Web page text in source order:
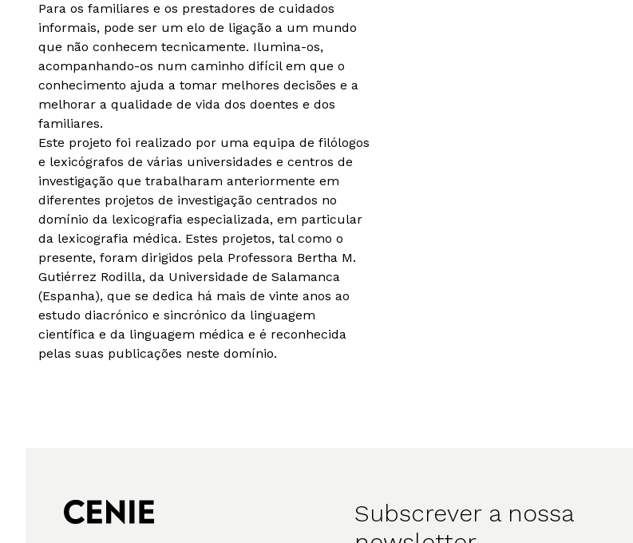
Para os familiares e os prestadores de cuidados
informais, pode ser um elo de ligação a um mundo
que não conhecem tecnicamente. Ilumina-os,
acompanhando-os num caminho difícil em que o
conhecimento ajuda a tomar melhores decisões e a
melhorar a qualidade de vida dos doentes e dos
familiares.
Este projeto foi realizado por uma equipa de filólogos
e lexicógrafos de várias universidades e centros de
investigação que trabalharam anteriormente em
diferentes projetos de investigação centrados no
domínio da lexicografia especializada, em particular
da lexicografia médica. Estes projetos, tal como o
presente, foram dirigidos pela Professora Bertha M.
Gutiérrez Rodilla, da Universidade de Salamanca
(Espanha), que se dedica há mais de vinte anos ao
estudo diacrónico e sincrónico da linguagem
científica e da linguagem médica e é reconhecida
pelas suas publicações neste domínio.
Subscrever a nossa